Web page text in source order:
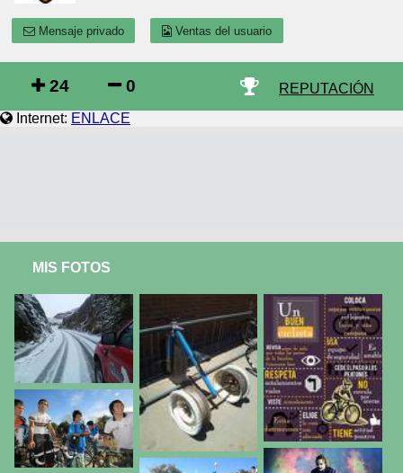
Mensaje privado Ventas del usuario
24 0
REPUTACIÓN
Internet: ENLACE
MIS FOTOS